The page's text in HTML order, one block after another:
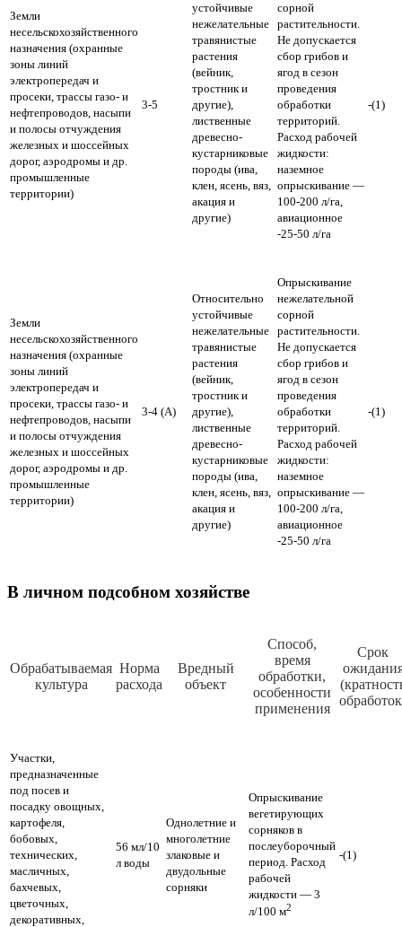
Земли
несельскохозяйственного
назначения (охранные
зоны линий
электропередач и
просеки, трассы газо- и
нефтепроводов, насыпи
и полосы отчуждения
железных и шоссейных
дорог, аэродромы и др.
промышленные
территории)
3-5
устойчивые
нежелательные
травянистые
растения
(вейник,
тростник и
другие),
лиственные
древесно-
кустарниковые
породы (ива,
клен, ясень, вяз,
акация и
другие)
сорной
растительности.
Не допускается
сбор грибов и
ягод в сезон
проведения
обработки
территорий.
Расход рабочей
жидкости:
наземное
опрыскивание —
100-200 л/га,
авиационное
-25-50 л/га
-(1)
Земли
несельскохозяйственного
назначения (охранные
зоны линий
электропередач и
просеки, трассы газо- и
нефтепроводов, насыпи
и полосы отчуждения
железных и шоссейных
дорог, аэродромы и др.
промышленные
территории)
3-4 (А)
Относительно
устойчивые
нежелательные
травянистые
растения
(вейник,
тростник и
другие),
лиственные
древесно-
кустарниковые
породы (ива,
клен, ясень, вяз,
акация и
другие)
Опрыскивание
нежелательной
сорной
растительности.
Не допускается
сбор грибов и
ягод в сезон
проведения
обработки
территорий.
Расход рабочей
жидкости:
наземное
опрыскивание —
100-200 л/га,
авиационное
-25-50 л/га
-(1)
В личном подсобном хозяйстве
Обрабатываемая
культура
Норма
расхода
Вредный
объект
Способ,
время
обработки,
особенности
применения
Срок
Участки,
предназначенные
под посев и
посадку овощных,
картофеля,
бобовых,
технических,
масличных,
бахчевых,
цветочных,
декоративных,
56 мл/10
л воды
Однолетние и
многолетние
злаковые и
двудольные
сорняки
Опрыскивание
вегетирующих
сорняков в
послеуборочный
период. Расход
рабочей
жидкости — 3
л/100 м2
-(1)